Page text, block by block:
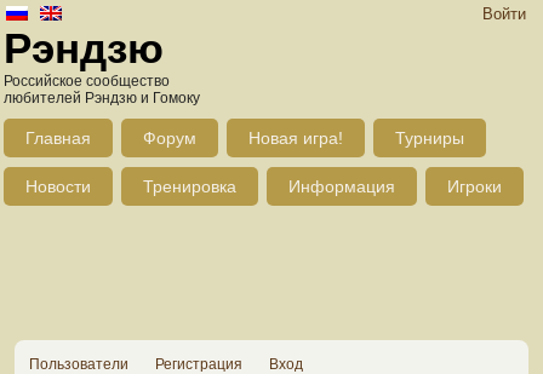
Войти
Рэндзю
Российское сообщество
любителей Рэндзю и Гомоку
Главная Форум Новая игра! Турниры
Новости Тренировка Информация Игроки
Пользователи Регистрация Вход